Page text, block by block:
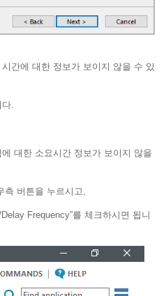
간에 대한 정보가 보이지 않을 수 있
.
대한 소요시간 정보가 보이지 않을
측 버튼을 누르시고,
Frequency”를 체크하시면 됩니